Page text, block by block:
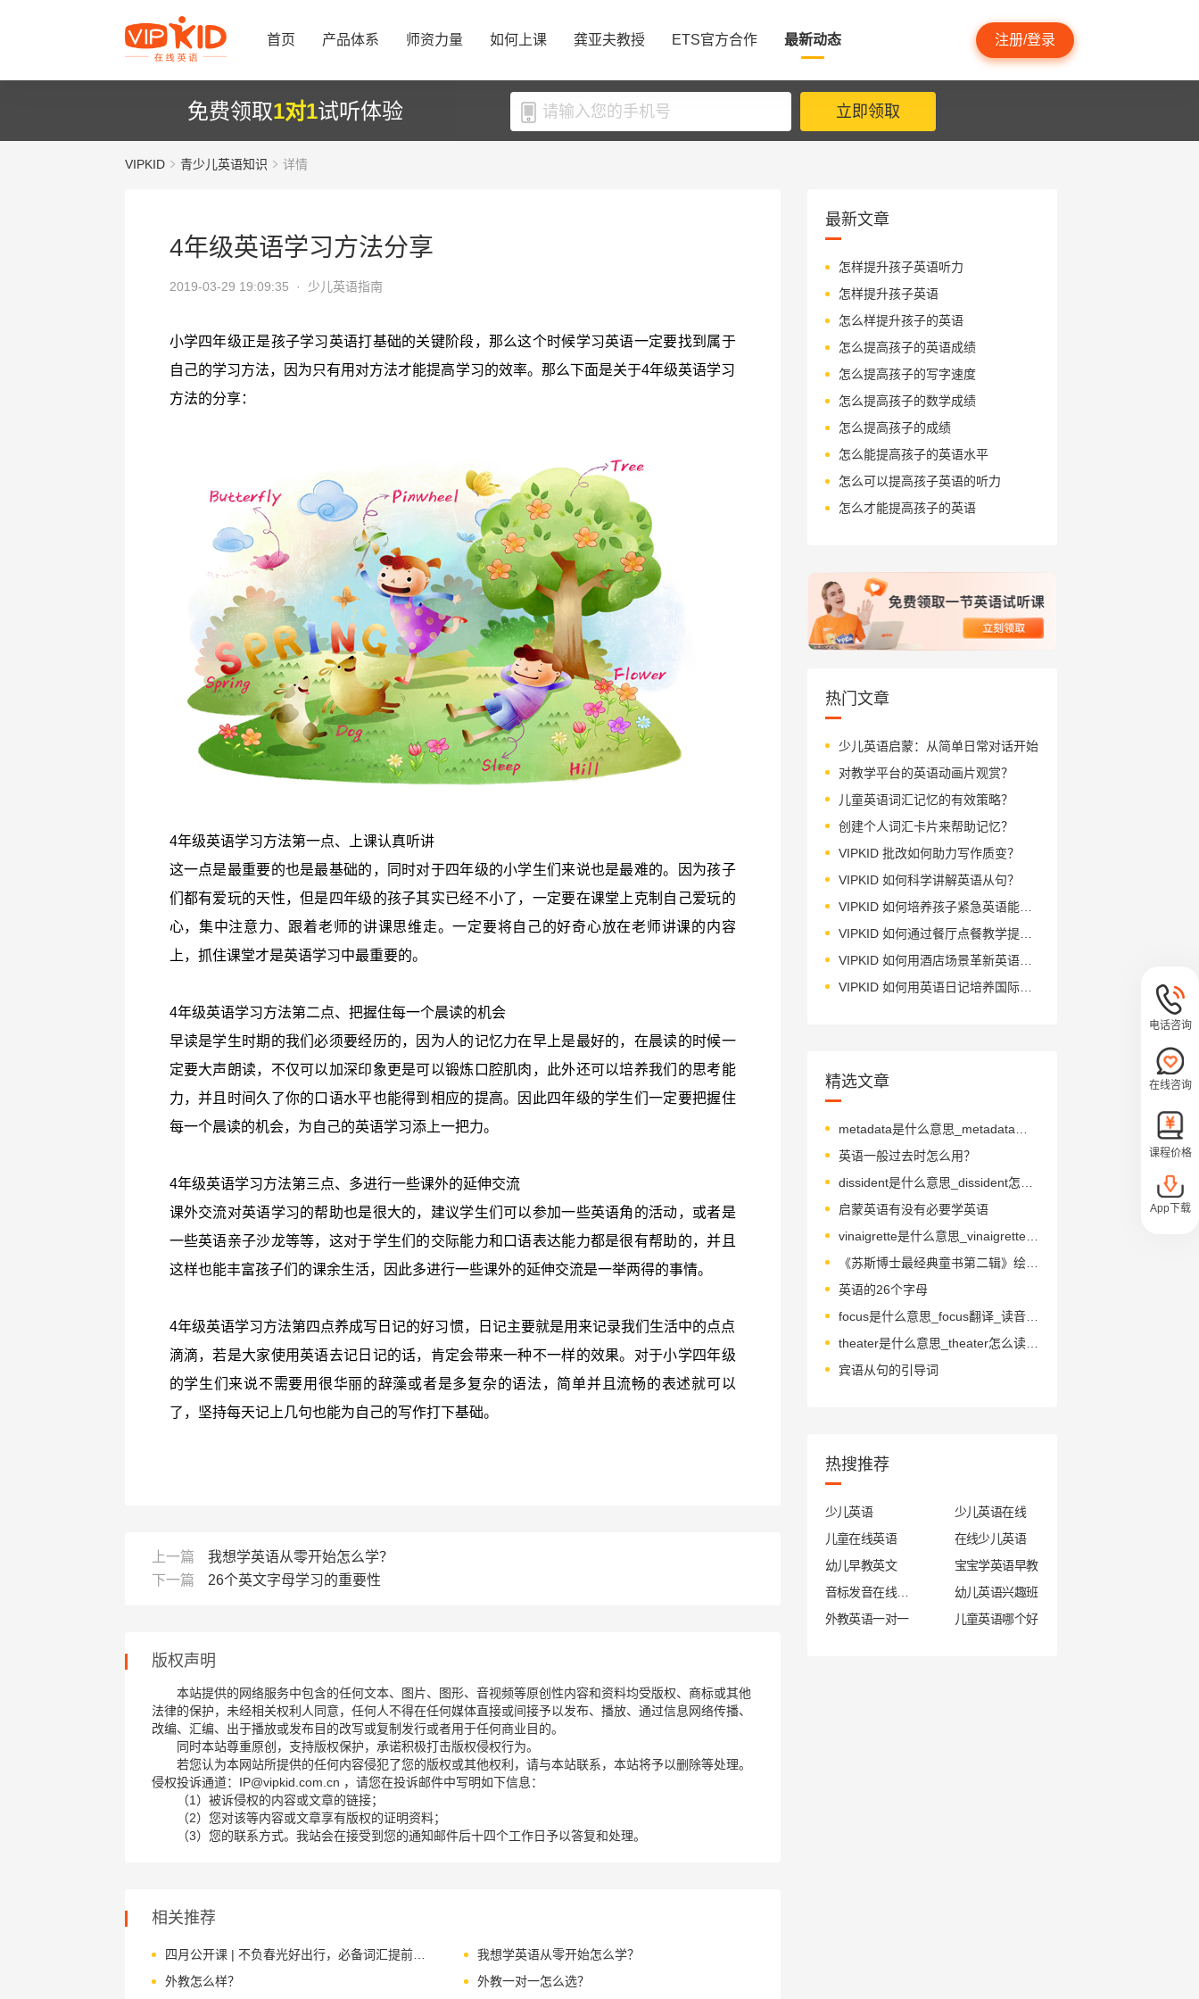
首页 产品体系 师资力量 如何上课 龚亚夫教授 ETS官方合作 最新动态 注册/登录
免费领取1对1试听体验 立即领取
VIPKID 青少儿英语知识 详情
4年级英语学习方法分享
2019-03-29 19:09:35 · 少儿英语指南
小学四年级正是孩子学习英语打基础的关键阶段，那么这个时候学习英语一定要找到属于
自己的学习方法，因为只有用对方法才能提高学习的效率。那么下面是关于4年级英语学习
方法的分享：
4年级英语学习方法第一点、上课认真听讲
这一点是最重要的也是最基础的，同时对于四年级的小学生们来说也是最难的。因为孩子
们都有爱玩的天性，但是四年级的孩子其实已经不小了，一定要在课堂上克制自己爱玩的
心，集中注意力、跟着老师的讲课思维走。一定要将自己的好奇心放在老师讲课的内容
上，抓住课堂才是英语学习中最重要的。
4年级英语学习方法第二点、把握住每一个晨读的机会
早读是学生时期的我们必须要经历的，因为人的记忆力在早上是最好的，在晨读的时候一
定要大声朗读，不仅可以加深印象更是可以锻炼口腔肌肉，此外还可以培养我们的思考能
力，并且时间久了你的口语水平也能得到相应的提高。因此四年级的学生们一定要把握住
每一个晨读的机会，为自己的英语学习添上一把力。
4年级英语学习方法第三点、多进行一些课外的延伸交流
课外交流对英语学习的帮助也是很大的，建议学生们可以参加一些英语角的活动，或者是
一些英语亲子沙龙等等，这对于学生们的交际能力和口语表达能力都是很有帮助的，并且
这样也能丰富孩子们的课余生活，因此多进行一些课外的延伸交流是一举两得的事情。
4年级英语学习方法第四点养成写日记的好习惯，日记主要就是用来记录我们生活中的点点
滴滴，若是大家使用英语去记日记的话，肯定会带来一种不一样的效果。对于小学四年级
的学生们来说不需要用很华丽的辞藻或者是多复杂的语法，简单并且流畅的表述就可以
了，坚持每天记上几句也能为自己的写作打下基础。
上一篇
我想学英语从零开始怎么学？
下一篇
26个英文字母学习的重要性
版权声明
本站提供的网络服务中包含的任何文本、图片、图形、音视频等原创性内容和资料均受版权、商标或其他
法律的保护，未经相关权利人同意，任何人不得在任何媒体直接或间接予以发布、播放、通过信息网络传播、
改编、汇编、出于播放或发布目的改写或复制发行或者用于任何商业目的。
同时本站尊重原创，支持版权保护，承诺积极打击版权侵权行为。
若您认为本网站所提供的任何内容侵犯了您的版权或其他权利，请与本站联系，本站将予以删除等处理。
侵权投诉通道：IP@vipkid.com.cn ，请您在投诉邮件中写明如下信息：
（1）被诉侵权的内容或文章的链接；
（2）您对该等内容或文章享有版权的证明资料；
（3）您的联系方式。我站会在接受到您的通知邮件后十四个工作日予以答复和处理。
相关推荐
四月公开课 | 不负春光好出行，必备词汇提前学！还有绘本课凑热闹~
我想学英语从零开始怎么学？
外教怎么样？
外教一对一怎么选？
最新文章
怎样提升孩子英语听力
怎样提升孩子英语
怎么样提升孩子的英语
怎么提高孩子的英语成绩
怎么提高孩子的写字速度
怎么提高孩子的数学成绩
怎么提高孩子的成绩
怎么能提高孩子的英语水平
怎么可以提高孩子英语的听力
怎么才能提高孩子的英语
热门文章
少儿英语启蒙：从简单日常对话开始
对教学平台的英语动画片观赏？
儿童英语词汇记忆的有效策略？
创建个人词汇卡片来帮助记忆？
VIPKID 批改如何助力写作质变？
VIPKID 如何科学讲解英语从句？
VIPKID 如何培养孩子紧急英语能力？
VIPKID 如何通过餐厅点餐教学提升少儿英语应用能力？
VIPKID 如何用酒店场景革新英语教学？
VIPKID 如何用英语日记培养国际化人才？
精选文章
英语一般过去时怎么用？
启蒙英语有没有必要学英语
vinaigrette是什么意思_vinaigrette怎么读_音标ˌvɪnɪˈgret
《苏斯博士最经典童书第二辑》绘本简介
英语的26个字母
focus是什么意思_focus翻译_读音_用法_翻译
theater是什么意思_theater怎么读_音标'θɪətə
宾语从句的引导词
热搜推荐
少儿英语
少儿英语在线
儿童在线英语
在线少儿英语
幼儿早教英文
宝宝学英语早教
幼儿英语兴趣班
外教英语一对一
儿童英语哪个好
电话咨询
在线咨询
课程价格
App下载